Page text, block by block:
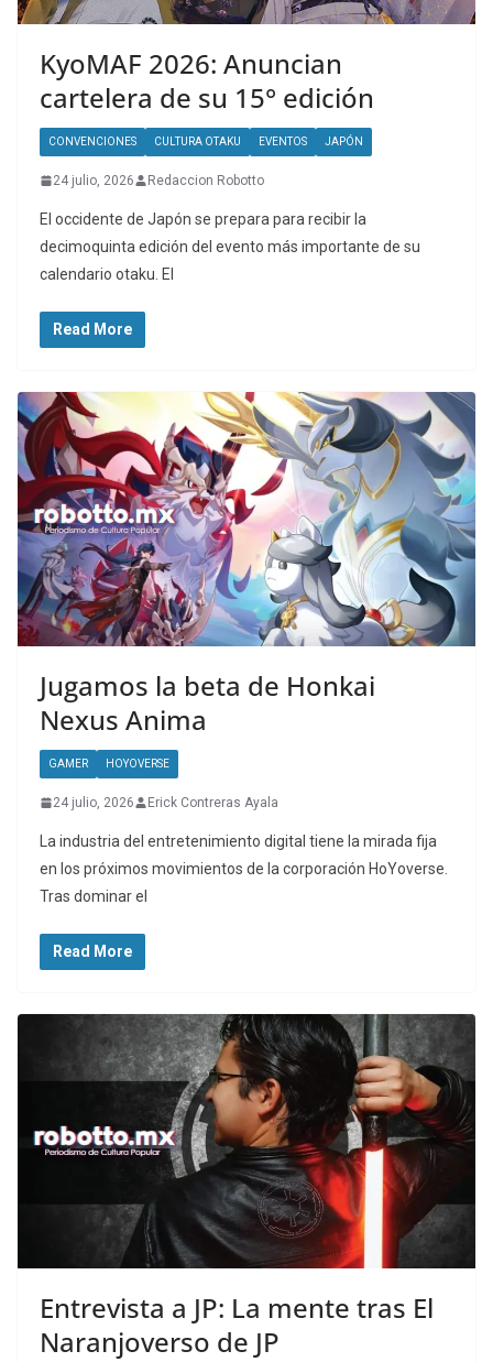
KyoMAF 2026: Anuncian
cartelera de su 15° edición
CONVENCIONES CULTURA OTAKU EVENTOS JAPÓN
24 julio, 2026 Redaccion Robotto
El occidente de Japón se prepara para recibir la
decimoquinta edición del evento más importante de su
calendario otaku. El
Read More
Jugamos la beta de Honkai
Nexus Anima
GAMER HOYOVERSE
24 julio, 2026 Erick Contreras Ayala
La industria del entretenimiento digital tiene la mirada fija
en los próximos movimientos de la corporación HoYoverse.
Tras dominar el
Read More
Entrevista a JP: La mente tras El
Naranjoverso de JP